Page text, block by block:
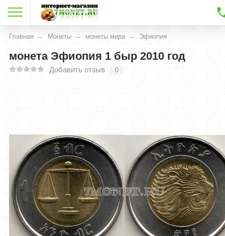
Главная Монеты монеты мира Эфиопия
монета Эфиопия 1 быр 2010 год
Добавить отзыв 0